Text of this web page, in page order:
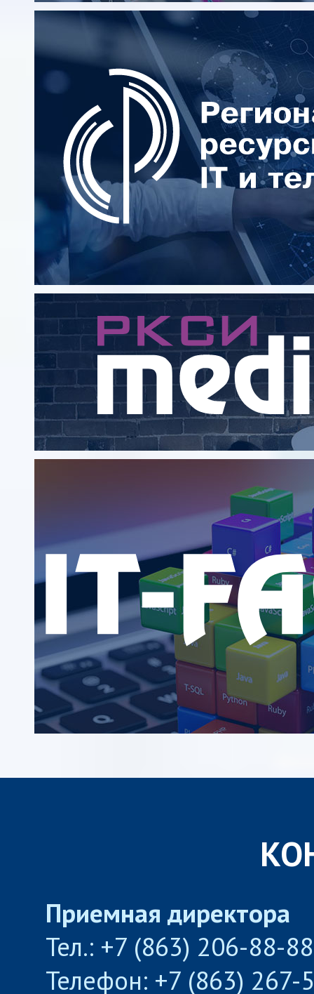
Приемная директора
Тел.: +7 (863) 206-88-
Телефон: +7 (863) 267-